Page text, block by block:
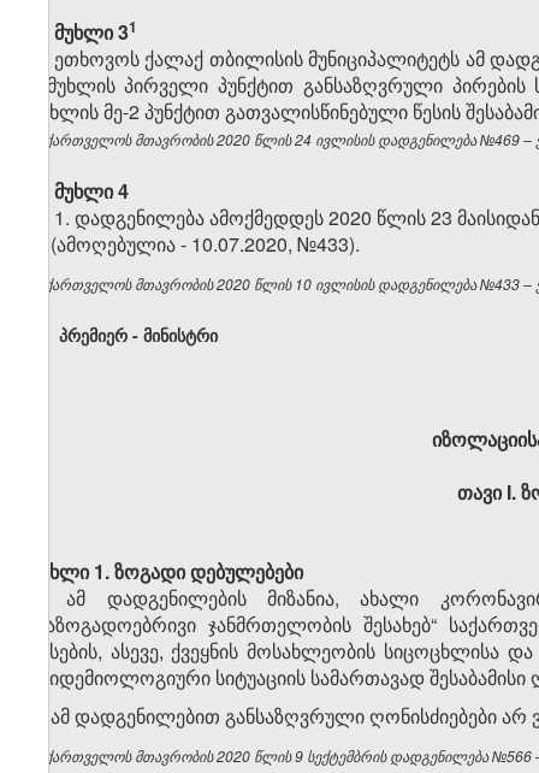
მუხლი 3​1
ეთხოვოს ქალაქ თბილისის მუნიციპალიტეტს ამ
მუხლის პირველი პუნქტით განსაზღვრული პირების
მუხლის მე-2 პუნქტით გათვალისწინებული წესის
საქართველოს მთავრობის 2020 წლის 24 ივლისის დადგენილება №469 –
მუხლი 4
1. დადგენილება ამოქმედდეს 2020 წლის 23
2. (ამოღებულია - 10.07.2020, №433).
საქართველოს მთავრობის 2020 წლის 10 ივლისის დადგენილება №433 –
პრემიერ - მინისტრი
თავიI.
მუხლი 1. ზოგადი დებულებები
1. ამ დადგენილების მიზანია, ახალი
„საზოგადოებრივი ჯანმრთელობის შესახებ“
წესების, ასევე, ქვეყნის მოსახლეობის
ეპიდემიოლოგიური სიტუაციის სამართავად შესაბამისი
2. ამ დადგენილებით განსაზღვრული ღონისძიებები არ
საქართველოს მთავრობის 2020 წლის 9 სექტემბრის დადგენილება №566